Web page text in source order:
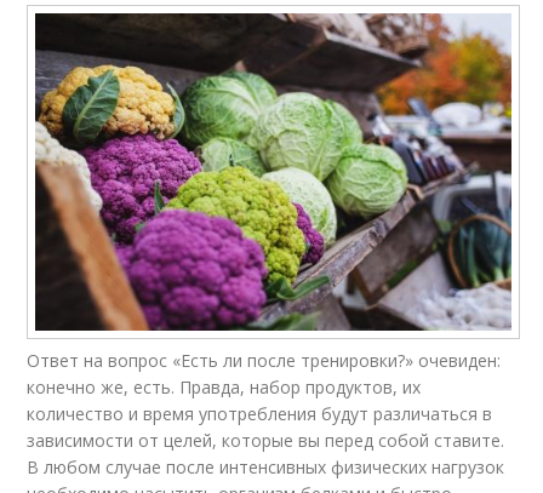
Ответ на вопрос «Есть ли после тренировки?» очевиден:
конечно же, есть. Правда, набор продуктов, их
количество и время употребления будут различаться в
зависимости от целей, которые вы перед собой ставите.
В любом случае после интенсивных физических нагрузок